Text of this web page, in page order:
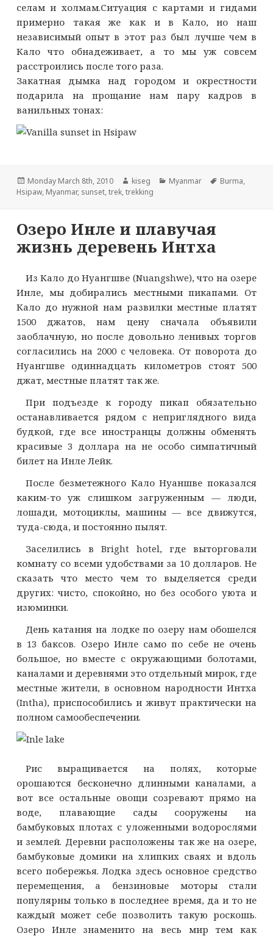
селам и холмам.Ситуация с картами и гидами
примерно такая же как и в Кало, но наш
независимый опыт в этот раз был лучше чем в
Кало что обнадеживает, а то мы уж совсем
расстроились после того раза.
Закатная дымка над городом и окрестности
подарила на прощание нам пару кадров в
ванильных тонах:
Опубликовано
Monday March 8th, 2010 Автор
kiseg Рубрики
Myanmar Метки
Burma,
Hsipaw, Myanmar, sunset,trek,trekking
Озеро Инле и плавучая
жизнь деревень Интха
Из Кало до Нуангшве (Nuangshwe), что на озере
Инле, мы добирались местными пикапами. От
Кало до нужной нам развилки местные платят
1500 джатов, нам цену сначала объявили
заоблачную, но после довольно ленивых торгов
согласились на 2000 с человека. От поворота до
Нуангшве одиннадцать километров стоят 500
джат, местные платят так же.
При подъезде к городу пикап обязательно
останавливается рядом с неприглядного вида
будкой, где все иностранцы должны обменять
красивые 3 доллара на не особо симпатичный
билет на Инле Лейк.
После безметежного Кало Нуаншве показался
каким-то уж слишком загруженным — люди,
лошади, мотоциклы, машины — все движутся,
туда-сюда, и постоянно пылят.
Заселились в Bright hotel, где выторговали
комнату со всеми удобствами за 10 долларов. Не
сказать что место чем то выделяется среди
других: чисто, спокойно, но без особого уюта и
изюминки.
День катания на лодке по озеру нам обошелся
в 13 баксов. Озеро Инле само по себе не очень
большое, но вместе с окружающими болотами,
каналами и деревнями это отдельный мирок, где
местные жители, в основном народности Интха
(Intha), приспособились и живут практически на
полном самообеспечении.
Рис выращивается на полях, которые
орошаются бесконечно длинными каналами, а
вот все остальные овощи созревают прямо на
воде, плавающие сады сооружены на
бамбуковых плотах с уложенными водорослями
и землей. Деревни расположены так же на озере,
бамбуковые домики на хлипких сваях и вдоль
всего побережья. Лодка здесь основное средство
перемещения, а бензиновые моторы стали
популярны только в последнее время, да и то не
каждый может себе позволить такую роскошь.
Озеро Инле знаменито на весь мир тем как